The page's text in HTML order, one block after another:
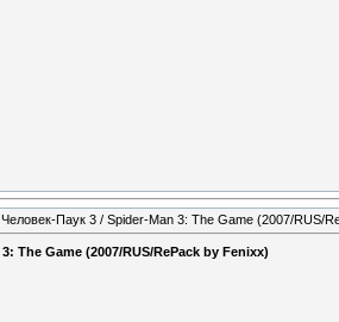
Паук 3 / Spider-Man 3: The Game (2007/RUS/
The Game (2007/RUS/RePack by Fenixx)